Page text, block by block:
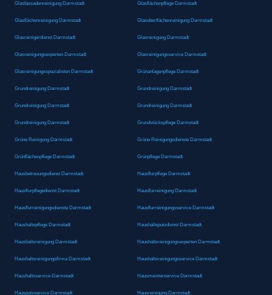
Glasfassadenreinigung Darmstadt Glasflächenpflege Darmstadt
Glasflächenreinigung Darmstadt Glasoberflächenreinigung Darmstadt
Glasreinigerdienst Darmstadt Glasreinigung Darmstadt
Glasreinigungsexperten Darmstadt Glasreinigungsservice Darmstadt
Glasreinigungsspezialisten Darmstadt Grünanlagenpflege Darmstadt
Grundreinigung Darmstadt Grundreinigung Darmstadt
Grundreinigung Darmstadt Grundreinigung Darmstadt
Grundreinigung Darmstadt Grundstückspflege Darmstadt
Grüne Reinigung Darmstadt Grüne Reinigungsdienste Darmstadt
Grünflächenpflege Darmstadt Grünpflege Darmstadt
Hausbetreuungsdienst Darmstadt Hausflurpflege Darmstadt
Hausflurpflegedienst Darmstadt Hausflurreinigung Darmstadt
Hausflurreinigungsdienste Darmstadt Hausflurreinigungsservice Darmstadt
Haushaltspflege Darmstadt Haushaltsputzdienst Darmstadt
Haushaltsreinigung Darmstadt Haushaltsreinigungsexperten Darmstadt
Haushaltsreinigungsfirma Darmstadt Haushaltsreinigungsservice Darmstadt
Haushaltsservice Darmstadt Hausmeisterservice Darmstadt
Hausputzservice Darmstadt Hausreinigung Darmstadt